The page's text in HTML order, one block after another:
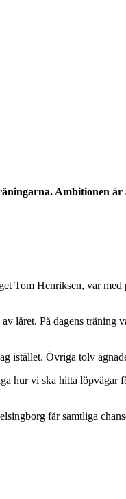
Ambitionen är
Tom Henriksen, var
låret. På dagens träning
istället. Övriga tolv
hur vi ska hitta löpvägar
får samtliga